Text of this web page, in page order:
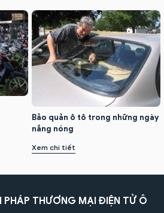
Bảo quản ô tô trong những ngày
nắng nóng
Xem chi tiết
PHÁP THƯƠNG MẠI ĐIỆN TỬ Ô